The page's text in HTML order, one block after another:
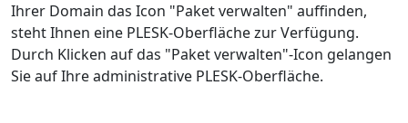
Ihrer Domain das Icon "Paket verwalten" auffinden,
steht Ihnen eine PLESK-Oberfläche zur Verfügung.
Durch Klicken auf das "Paket verwalten"-Icon gelangen
Sie auf Ihre administrative PLESK-Oberfläche.